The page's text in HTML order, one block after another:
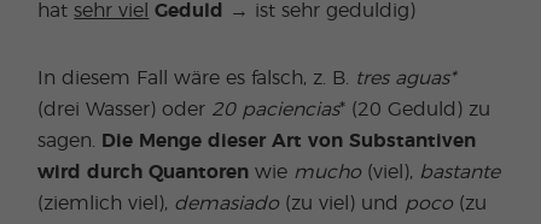
hatsehr viel Geduld → ist sehr geduldig)
In diesem Fall wäre es falsch, z. B.
tres aguas*
(drei Wasser) oder 20 paciencias* (20 Geduld) zu
sagen.
Die Menge dieser Art von Substantiven
wird durch Quantoren wie mucho (viel), bastante
(ziemlich viel), demasiado (zu viel) und poco (zu